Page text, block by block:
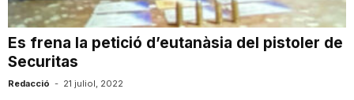
Es frena la petició d’eutanàsia del pistoler de
Securitas
Redacció - 21 juliol, 2022